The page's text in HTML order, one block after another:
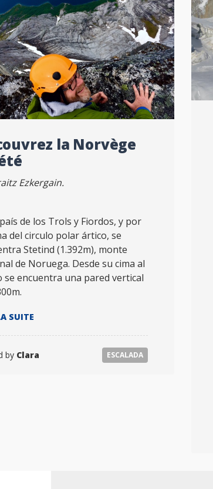
la Norvège
Ezkergain.
de los Trols y Fiordos, y por
del circulo polar ártico, se
Stetind (1.392m), monte
de Noruega. Desde su cima al
se encuentra una pared vertical
SUITE
NORVÈGE
EN
by Clara ESCALADA